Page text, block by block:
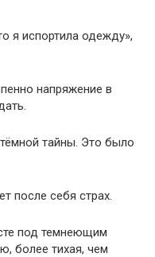
я испортила одежду»,
напряжение в
тайны. Это было
после себя страх.
под темнеющим
более тихая, чем